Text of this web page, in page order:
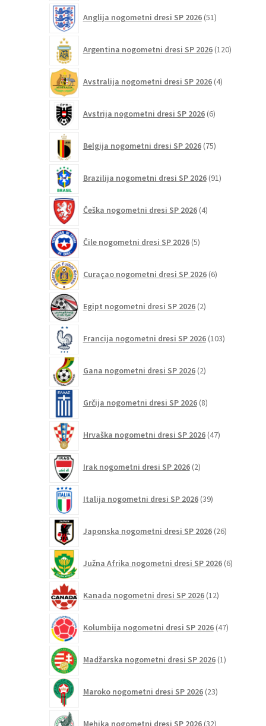
strani
Anglija nogometni dresi SP 2026 51izdelkov
Argentina nogometni dresi SP 2026 120izdelkov
Avstralija nogometni dresi SP 2026 4izdelki
Avstrija nogometni dresi SP 2026 6izdelkov
Belgija nogometni dresi SP 2026 75izdelkov
Brazilija nogometni dresi SP 2026 91izdelkov
Češka nogometni dresi SP 2026 4izdelki
Čile nogometni dresi SP 2026 5izdelkov
Curaçao nogometni dresi SP 2026 6izdelkov
Egipt nogometni dresi SP 2026 2izdelka
Francija nogometni dresi SP 2026 103izdelki
Gana nogometni dresi SP 2026 2izdelka
Grčija nogometni dresi SP 2026 8izdelkov
Hrvaška nogometni dresi SP 2026 47izdelkov
Irak nogometni dresi SP 2026 2izdelka
Italija nogometni dresi SP 2026 39izdelkov
Japonska nogometni dresi SP 2026 26izdelkov
Južna Afrika nogometni dresi SP 2026 6izdelkov
Kanada nogometni dresi SP 2026 12izdelkov
Kolumbija nogometni dresi SP 2026 47izdelkov
Madžarska nogometni dresi SP 2026 1izdelek
Maroko nogometni dresi SP 2026 23izdelkov